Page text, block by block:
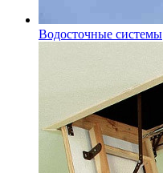
Водосточные системы